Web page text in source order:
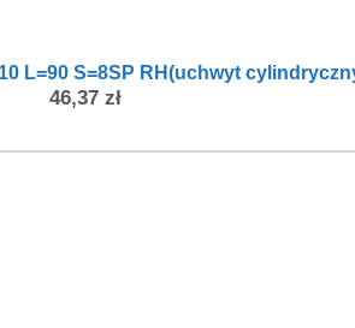
L=90 S=8SP RH(uchwyt
46,37 zł